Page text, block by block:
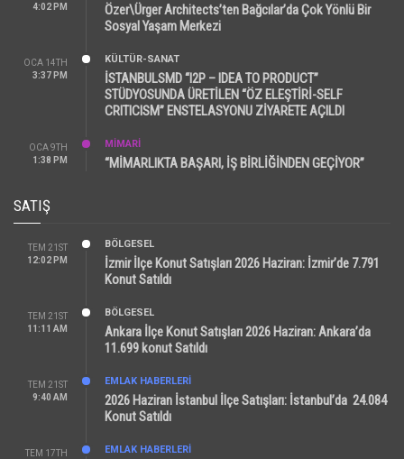
4:02 PM
Özer\Ürger Architects’ten Bağcılar’da Çok Yönlü Bir
Sosyal Yaşam Merkezi
OCA 14TH
3:37 PM
KÜLTÜR-SANAT
İSTANBULSMD “I2P – IDEA TO PRODUCT”
STÜDYOSUNDA ÜRETİLEN “ÖZ ELEŞTİRİ-SELF
CRITICISM” ENSTELASYONU ZİYARETE AÇILDI
OCA 9TH
1:38 PM
MİMARİ
“MİMARLIKTA BAŞARI, İŞ BİRLİĞİNDEN GEÇİYOR”
SATIŞ
TEM 21ST
12:02 PM
BÖLGESEL
İzmir İlçe Konut Satışları 2026 Haziran: İzmir’de 7.791
Konut Satıldı
TEM 21ST
11:11 AM
BÖLGESEL
Ankara İlçe Konut Satışları 2026 Haziran: Ankara’da
11.699 konut Satıldı
TEM 21ST
9:40 AM
EMLAK HABERLERI
2026 Haziran İstanbul İlçe Satışları: İstanbul’da 24.084
Konut Satıldı
TEM 17TH
EMLAK HABERLERI